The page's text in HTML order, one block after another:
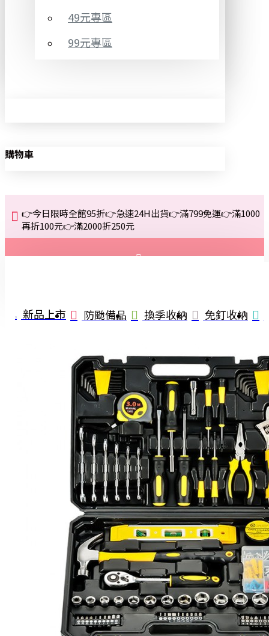
49元專區
99元專區
購物車
👉今日限時全館95折👉急速24H出貨👉滿799免運👉滿1000
再折100元👉滿2000折250元
註冊
新品上市 防颱備品 換季收納 免釘收納